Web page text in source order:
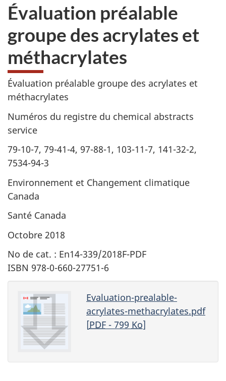
Évaluation préalable
groupe des acrylates et
méthacrylates
Évaluation préalable groupe des acrylates et
méthacrylates
Numéros du registre du chemical abstracts
service
79-10-7, 79-41-4, 97-88-1, 103-11-7, 141-32-2,
7534-94-3
Environnement et Changement climatique
Canada
Santé Canada
Octobre 2018
No de cat. : En14-339/2018F-PDF
ISBN 978-0-660-27751-6
Evaluation-prealable-
acrylates-methacrylates.pdf
[PDF- 799 Ko]